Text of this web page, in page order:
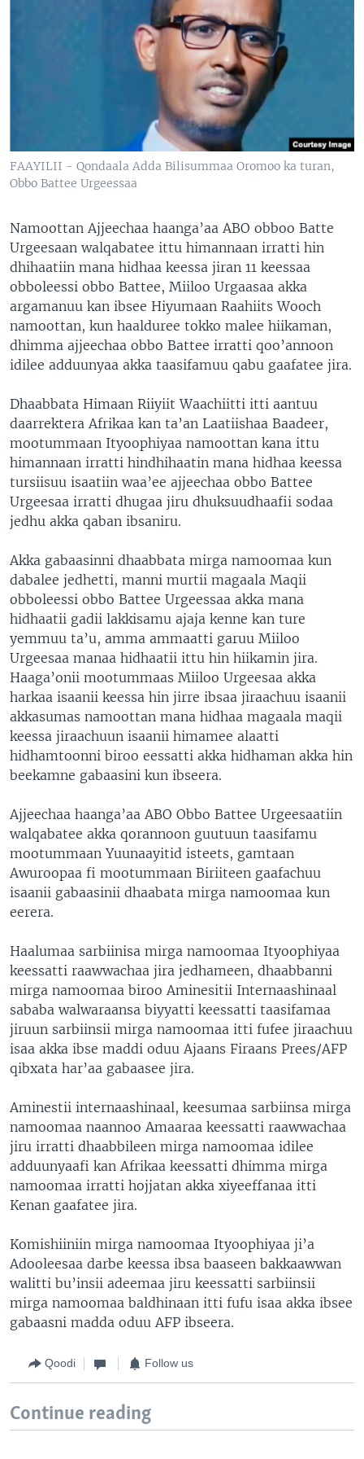
FAAYILII - Qondaala Adda Bilisummaa Oromoo ka turan,
Obbo Battee Urgeessaa
Namoottan Ajjeechaa haanga’aa ABO obboo Batte
Urgeesaan walqabatee ittu himannaan irratti hin
dhihaatiin mana hidhaa keessa jiran 11 keessaa
obboleessi obbo Battee, Miiloo Urgaasaa akka
argamanuu kan ibsee Hiyumaan Raahiits Wooch
namoottan, kun haalduree tokko malee hiikaman,
dhimma ajjeechaa obbo Battee irratti qoo’annoon
idilee adduunyaa akka taasifamuu qabu gaafatee jira.
Dhaabbata Himaan Riiyiit Waachiitti itti aantuu
daarrektera Afrikaa kan ta’an Laatiishaa Baadeer,
mootummaan Ityoophiyaa namoottan kana ittu
himannaan irratti hindhihaatin mana hidhaa keessa
tursiisuu isaatiin waa’ee ajjeechaa obbo Battee
Urgeesaa irratti dhugaa jiru dhuksuudhaafii sodaa
jedhu akka qaban ibsaniru.
Akka gabaasinni dhaabbata mirga namoomaa kun
dabalee jedhetti, manni murtii magaala Maqii
obboleessi obbo Battee Urgeessaa akka mana
hidhaatii gadii lakkisamu ajaja kenne kan ture
yemmuu ta’u, amma ammaatti garuu Miiloo
Urgeesaa manaa hidhaatii ittu hin hiikamin jira.
Haaga’onii mootummaas Miiloo Urgeesaa akka
harkaa isaanii keessa hin jirre ibsaa jiraachuu isaanii
akkasumas namoottan mana hidhaa magaala maqii
keessa jiraachuun isaanii himamee alaatti
hidhamtoonni biroo eessatti akka hidhaman akka hin
beekamne gabaasini kun ibseera.
Ajjeechaa haanga’aa ABO Obbo Battee Urgeesaatiin
walqabatee akka qorannoon guutuun taasifamu
mootummaan Yuunaayitid isteets, gamtaan
Awuroopaa fi mootummaan Biriiteen gaafachuu
isaanii gabaasinii dhaabata mirga namoomaa kun
eerera.
Haalumaa sarbiinisa mirga namoomaa Ityoophiyaa
keessatti raawwachaa jira jedhameen, dhaabbanni
mirga namoomaa biroo Aminesitii Internaashinaal
sababa walwaraansa biyyatti keessatti taasifamaa
jiruun sarbiinsii mirga namoomaa itti fufee jiraachuu
isaa akka ibse maddi oduu Ajaans Firaans Prees/AFP
qibxata har’aa gabaasee jira.
Aminestii internaashinaal, keesumaa sarbiinsa mirga
namoomaa naannoo Amaaraa keessatti raawwachaa
jiru irratti dhaabbileen mirga namoomaa idilee
adduunyaafi kan Afrikaa keessatti dhimma mirga
namoomaa irratti hojjatan akka xiyeeffanaa itti
Kenan gaafatee jira.
Komishiiniin mirga namoomaa Ityoophiyaa ji’a
Adooleesaa darbe keessa ibsa baaseen bakkaawwan
walitti bu’insii adeemaa jiru keessatti sarbiinsii
mirga namoomaa baldhinaan itti fufu isaa akka ibsee
gabaasni madda oduu AFP ibseera.
Qoodi Follow us
Continue reading